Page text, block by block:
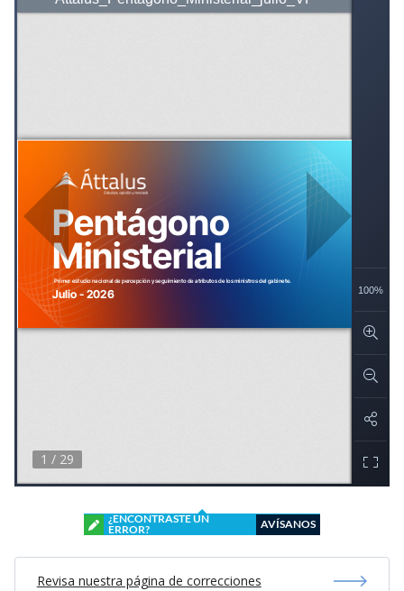
¿ENCONTRASTE UN
ERROR?
AVÍSANOS
Revisa nuestra página de correcciones